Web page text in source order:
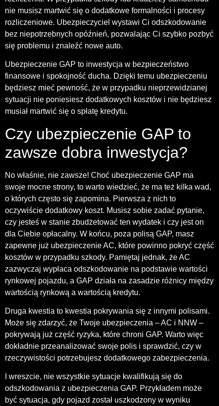
nie musisz martwić się o dodatkowe formalności i procesy
rozliczeniowe. Ubezpieczyciel wystawi Ci odszkodowanie
bez niepotrzebnych opóźnień, pozwalając Ci szybko pozbyć
się problemu i znaleźć nowe auto.
Ubezpieczenie GAP to inwestycja w bezpieczeństwo
finansowe i spokojność ducha. Dzięki temu ubezpieczeniu
będziesz mieć pewność, że w przypadku nieprzewidzianej
sytuacji nie poniesiesz dodatkowych kosztów i nie będziesz
musiał martwić się o spłatę kredytu.
Czy ubezpieczenie GAP to
zawsze dobra inwestycja?
No właśnie, nie zawsze! Choć ubezpieczenie GAP ma
swoje mocne strony, to warto wiedzieć, że ma też kilka wad,
o których często się zapomina. Pierwsza z nich to
oczywiście dodatkowy koszt. Musisz sobie zadać pytanie,
czy jesteś w stanie zbudżetować ten wydatek i czy jest on
dla Ciebie opłacalny. W końcu, poza polisą GAP, masz
zapewne już ubezpieczenie AC, które powinno pokryć część
kosztów w przypadku szkody. Pamiętaj jednak, że AC
zazwyczaj wypłaca odszkodowanie na podstawie wartości
rynkowej pojazdu, a GAP działa na zasadzie różnicy między
wartością rynkową a wartością kredytu.
Druga kwestia to kwestia pokrywania się z innymi polisami.
Może się zdarzyć, że Twoje ubezpieczenia – AC i NNW –
pokrywają już część ryzyka, które chroni GAP. Warto więc
dokładnie przeanalizować swoje polis i sprawdzić, czy w
rzeczywistości potrzebujesz dodatkowego zabezpieczenia.
I wreszcie, nie wszystkie sytuacje kwalifikują się do
odszkodowania z ubezpieczenia GAP. Przykładem może
być sytuacja, gdy pojazd został uszkodzony w wyniku